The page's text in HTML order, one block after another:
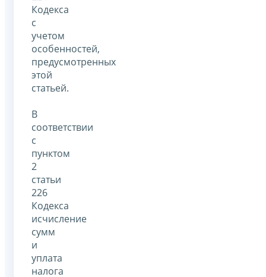
Кодекса
с
учетом
особенностей,
предусмотренных
этой
статьей.
В
соответствии
с
пунктом
2
статьи
226
Кодекса
исчисление
сумм
и
уплата
налога